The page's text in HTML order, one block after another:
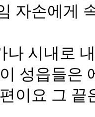
자손에게
나 시내로
성읍들은
이요 그 끝